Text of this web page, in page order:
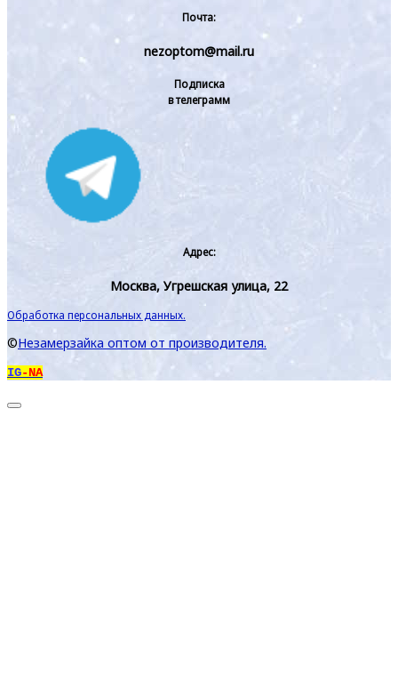
Почта:
nezoptom@mail.ru
Подписка
в телеграмм
Адрес:
Москва, Угрешская улица, 22
Обработка персональных данных.
©Незамерзайка оптом от производителя.
IG-NA